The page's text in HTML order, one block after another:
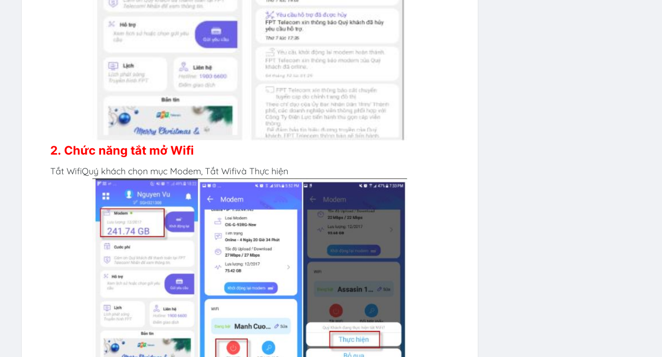
2. Chức năng tắt mở Wifi
Tắt WifiQuý khách chọn mục Modem, Tắt Wifivà Thực hiện